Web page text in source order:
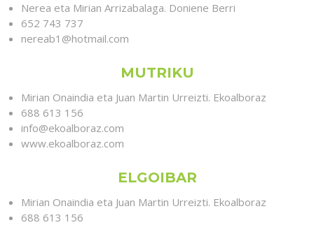
Nerea eta Mirian Arrizabalaga. Doniene Berri
652 743 737
nereab1@hotmail.com
MUTRIKU
Mirian Onaindia eta Juan Martin Urreizti. Ekoalboraz
688 613 156
info@ekoalboraz.com
www.ekoalboraz.com
ELGOIBAR
Mirian Onaindia eta Juan Martin Urreizti. Ekoalboraz
688 613 156